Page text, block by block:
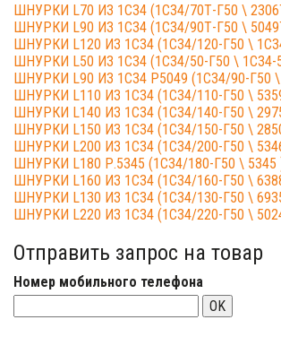
ШНУРКИ L70 ИЗ 1С34 (1С34/70Т-Г50 \
ШНУРКИ L90 ИЗ 1С34 (1С34/90Т-Г50 \
ШНУРКИ L120 ИЗ 1С34 (1С34/120-Г50 \
ШНУРКИ L50 ИЗ 1С34 (1С34/50-Г50 \ 1С34-
ШНУРКИ L90 ИЗ 1С34 Р5049 (1С34/90-Г50 \
ШНУРКИ L110 ИЗ 1С34 (1С34/110-Г50 \
ШНУРКИ L140 ИЗ 1С34 (1С34/140-Г50 \
ШНУРКИ L150 ИЗ 1С34 (1С34/150-Г50 \
ШНУРКИ L200 ИЗ 1С34 (1С34/200-Г50 \
ШНУРКИ L180 Р.5345 (1С34/180-Г50 \ 5345
ШНУРКИ L160 ИЗ 1С34 (1С34/160-Г50 \
ШНУРКИ L130 ИЗ 1С34 (1С34/130-Г50 \
ШНУРКИ L220 ИЗ 1С34 (1С34/220-Г50 \
Отправить запрос на товар
Номер мобильного телефона
OK